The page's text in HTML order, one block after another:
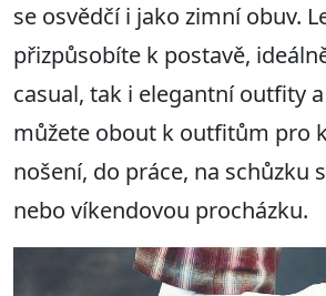
se osvědčí i jako zimní obuv.
přizpůsobíte k postavě,
casual, tak i elegantní outfity
můžete obout k outfitům pro
nošení, do práce, na schůzku
nebo víkendovou procházku.